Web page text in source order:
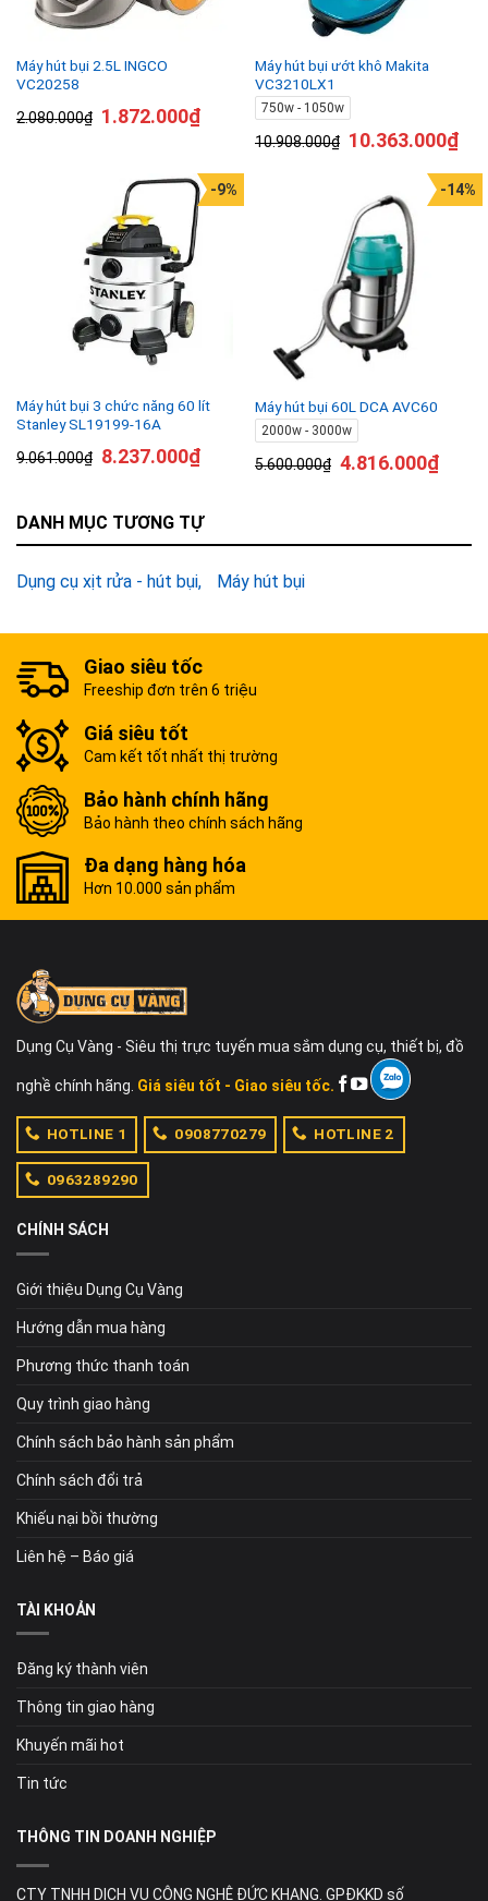
Máy hút bụi 2.5L INGCO
VC20258
2.080.000₫ 1.872.000₫
Máy hút bụi ướt khô Makita
VC3210LX1
750w - 1050w
10.908.000₫ 10.363.000₫
Máy hút bụi 3 chức năng 60 lít
Stanley SL19199-16A
9.061.000₫
-9%
8.237.000₫
Máy hút bụi 60L DCA AVC60
2000w - 3000w
5.600.000₫
-14%
4.816.000₫
DANH MỤC TƯƠNG TỰ
Dụng cụ xịt rửa - hút bụi Máy hút bụi
Giao siêu tốc
Freeship đơn trên 6 triệu
Giá siêu tốt
Cam kết tốt nhất thị trường
Bảo hành chính hãng
Bảo hành theo chính sách hãng
Đa dạng hàng hóa
Hơn 10.000 sản phẩm
Dụng Cụ Vàng - Siêu thị trực tuyến mua sắm dụng cụ, thiết bị, đồ
nghề chính hãng. Giá siêu tốt - Giao siêu tốc.
HOTLINE 1 0908770279 HOTLINE 2
0963289290
CHÍNH SÁCH
Giới thiệu Dụng Cụ Vàng
Hướng dẫn mua hàng
Phương thức thanh toán
Quy trình giao hàng
Chính sách bảo hành sản phẩm
Chính sách đổi trả
Khiếu nại bồi thường
Liên hệ – Báo giá
TÀI KHOẢN
Đăng ký thành viên
Thông tin giao hàng
Khuyến mãi hot
Tin tức
THÔNG TIN DOANH NGHIỆP
CTY TNHH DỊCH VỤ CÔNG NGHỆ ĐỨC KHANG. GPĐKKD số